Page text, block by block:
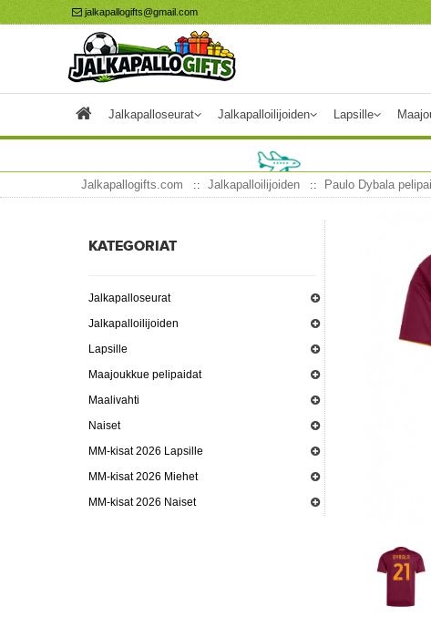
jalkapallogifts@gmail.com
Jalkapalloseurat Jalkapalloilijoiden Lapsille
Jalkapallogifts.com Jalkapalloilijoiden Paulo Dybala
KATEGORIAT
Jalkapalloseurat
Jalkapalloilijoiden
Lapsille
Maajoukkue pelipaidat
Maalivahti
Naiset
MM-kisat 2026 Lapsille
MM-kisat 2026 Miehet
MM-kisat 2026 Naiset